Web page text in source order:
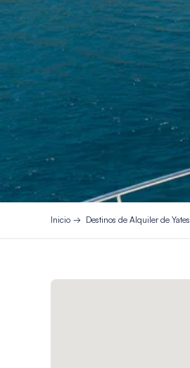
Inicio Destinos de Alquiler de Yates